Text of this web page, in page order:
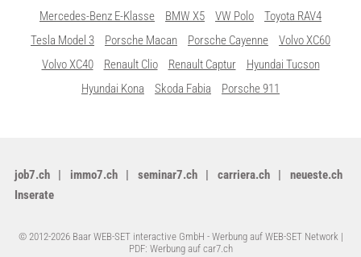
Mercedes-Benz E-Klasse
BMW X5 VW Polo
Toyota RAV4
Tesla Model 3
Porsche Macan Porsche Cayenne
Volvo XC60
Volvo XC40
Renault Clio Renault Captur
Hyundai Tucson
Hyundai Kona
Skoda Fabia Porsche 911
job7.ch immo7.ch seminar7.ch carriera.ch
neueste.ch
Inserate
© 2012-2026 Baar WEB-SET interactive GmbH - Werbung auf WEB-SET Network |
PDF: Werbung auf car7.ch